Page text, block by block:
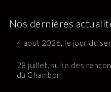
Nos dernières
4 aout 2026, le jour du
28 juillet, suite des
du Chambon